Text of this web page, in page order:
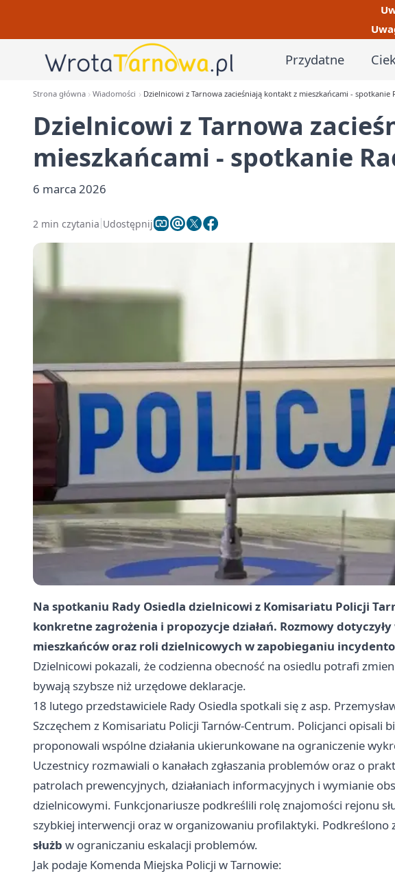
Przydatne
Strona główna Wiadomości Dzielnicowi z Tarnowa zacieśniają kontakt z mieszkańcami - spotkanie
Dzielnicowi z Tarnowa
mieszkańcami - spotkanie
6 marca 2026
2 min czytania Udostępnij
Na spotkaniu Rady Osiedla dzielnicowi z Komisariatu Policji
konkretne zagrożenia i propozycje działań. Rozmowy
mieszkańców oraz roli dzielnicowych w zapobieganiu
Dzielnicowi pokazali, że codzienna obecność na osiedlu potrafi
bywają szybsze niż urzędowe deklaracje.
18 lutego przedstawiciele Rady Osiedla spotkali się z asp.
Szczęchem z Komisariatu Policji Tarnów-Centrum. Policjanci opisali
proponowali wspólne działania ukierunkowane na ograniczenie
Uczestnicy rozmawiali o kanałach zgłaszania problemów oraz o
patrolach prewencyjnych, działaniach informacyjnych i wymianie
dzielnicowymi. Funkcjonariusze podkreślili rolę znajomości rejonu
szybkiej interwencji oraz w organizowaniu profilaktyki. Podkreślono
służb w ograniczaniu eskalacji problemów.
Jak podaje Komenda Miejska Policji w Tarnowie: